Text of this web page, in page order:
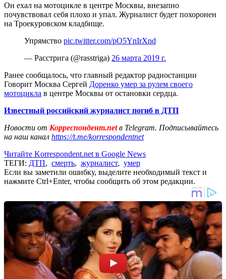
Он ехал на мотоцикле в центре Москвы, внезапно
почувствовал себя плохо и упал. Журналист будет похоронен
на Троекуровском кладбище.
Упрямство pic.twitter.com/pO5YnIrXnd
— Расстрига (@rasstriga) 26 марта 2019 г.
Ранее сообщалось, что главный редактор радиостанции
Говорит Москва Сергей Доренко умер за рулем своего
мотоцикла в центре Москвы от остановки сердца.
Известный российский журналист погиб в ДТП
Новости от Корреспондент.netв Telegram. Подписывайтесь
на наш канал https://t.me/korrespondentnet
Читайте Korrespondent.net в Google News
ТЕГИ: ДТП, смерть, журналист, умер
Если вы заметили ошибку, выделите необходимый текст и
нажмите Ctrl+Enter, чтобы сообщить об этом редакции.